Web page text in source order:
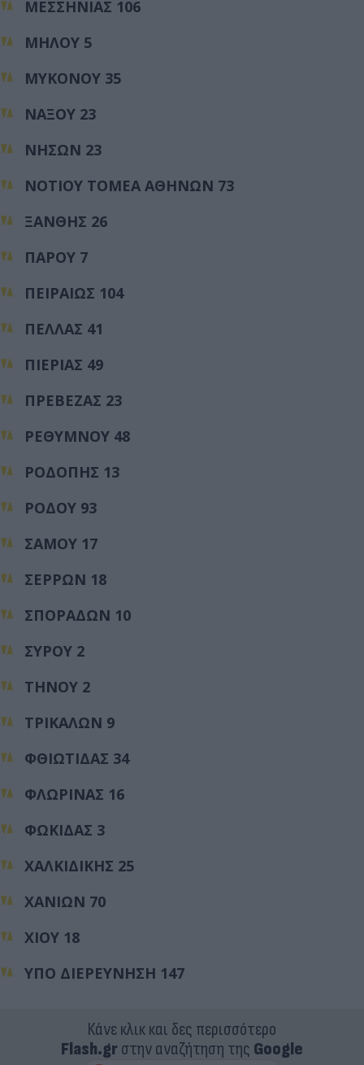
ΜΕΣΣΗΝΙΑΣ 106
ΜΗΛΟΥ 5
ΜΥΚΟΝΟΥ 35
ΝΑΞΟΥ 23
ΝΗΣΩΝ 23
ΝΟΤΙΟΥ ΤΟΜΕΑ ΑΘΗΝΩΝ 73
ΞΑΝΘΗΣ 26
ΠΑΡΟΥ 7
ΠΕΙΡΑΙΩΣ 104
ΠΕΛΛΑΣ 41
ΠΙΕΡΙΑΣ 49
ΠΡΕΒΕΖΑΣ 23
ΡΕΘΥΜΝΟΥ 48
ΡΟΔΟΠΗΣ 13
ΡΟΔΟΥ 93
ΣΑΜΟΥ 17
ΣΕΡΡΩΝ 18
ΣΠΟΡΑΔΩΝ 10
ΣΥΡΟΥ 2
ΤΗΝΟΥ 2
ΤΡΙΚΑΛΩΝ 9
ΦΘΙΩΤΙΔΑΣ 34
ΦΛΩΡΙΝΑΣ 16
ΦΩΚΙΔΑΣ 3
ΧΑΛΚΙΔΙΚΗΣ 25
ΧΑΝΙΩΝ 70
ΧΙΟΥ 18
ΥΠΟ ΔΙΕΡΕΥΝΗΣΗ 147
Κάνε κλικ και δες περισσότερο
Flash.grστην αναζήτηση της Google